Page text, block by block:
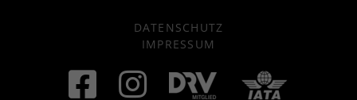
DATENSCHUTZ
IMPRESSUM